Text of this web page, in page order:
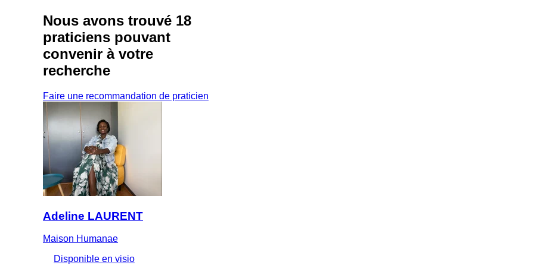
Nous avons trouvé 18
praticiens pouvant
convenir à votre
recherche
Faire une recommandation de praticien
Adeline LAURENT
Maison Humanae
Disponible en visio